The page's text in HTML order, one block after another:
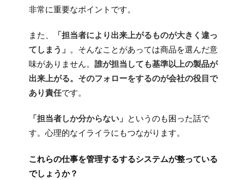
非常に重要なポイントです。
また、
「担当者により出来上がるものが大きく違っ
てしまう」
。そんなことがあっては商品を選んだ意
味がありません。 誰が担当しても基準以上の製品が
出来上がる。そのフォローをするのが会社の役目で
あり責任です。
「担当者しか分からない」
というのも困った話で
す。心理的なイライラにもつながります。
これらの仕事を管理するするシステムが整っている
でしょうか？